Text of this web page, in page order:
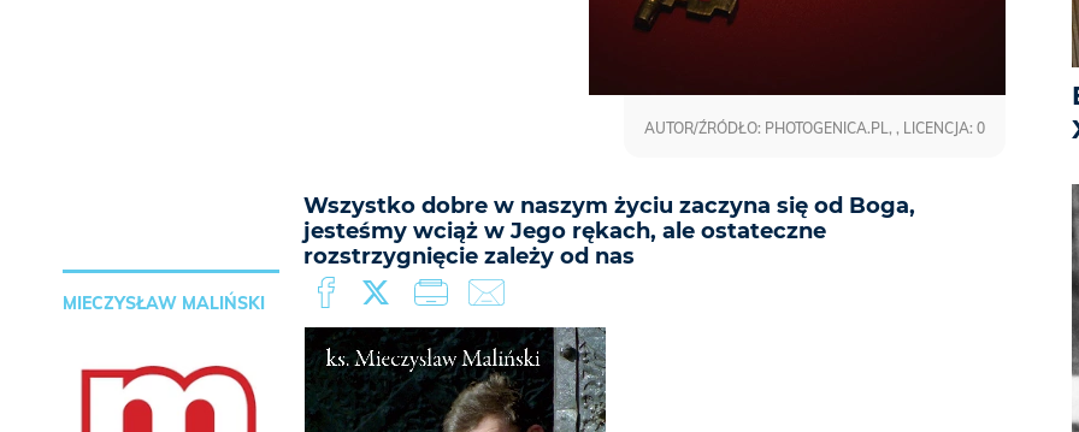
Wszystko dobre w naszym życiu zaczyna się od Boga,
jesteśmy wciąż w Jego rękach, ale ostateczne
rozstrzygnięcie zależy od nas
AUTOR/ŹRÓDŁO: PHOTOGENICA.PL, , LICENCJA: 0
MIECZYSŁAW MALIŃSKI